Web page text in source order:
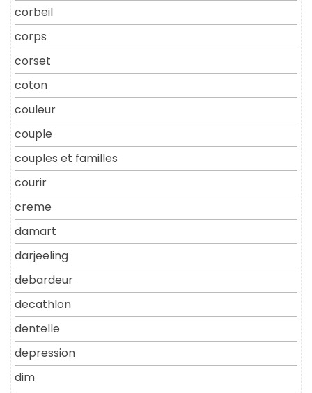
corbeil
corps
corset
coton
couleur
couple
couples et familles
courir
creme
damart
darjeeling
debardeur
decathlon
dentelle
depression
dim